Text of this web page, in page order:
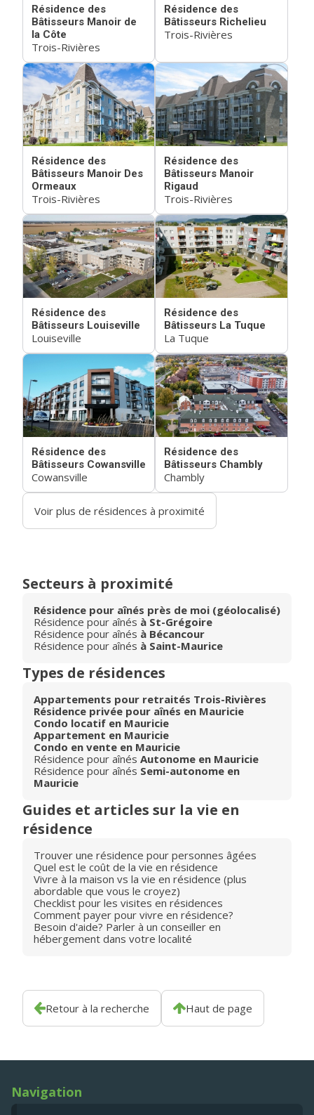
Résidence des
Bâtisseurs Manoir de
la Côte
Trois-Rivières
Résidence des
Bâtisseurs Richelieu
Trois-Rivières
Résidence des
Bâtisseurs Manoir Des
Ormeaux
Trois-Rivières
Résidence des
Bâtisseurs Manoir
Rigaud
Trois-Rivières
Résidence des
Bâtisseurs Louiseville
Louiseville
Résidence des
Bâtisseurs La Tuque
La Tuque
Résidence des
Bâtisseurs Cowansville
Cowansville
Résidence des
Bâtisseurs Chambly
Chambly
Voir plus de résidences à proximité
Secteurs à proximité
Résidence pour aînés près de moi (géolocalisé)
Résidence pour aînés à St-Grégoire
Résidence pour aînés à Bécancour
Résidence pour aînés à Saint-Maurice
Types de résidences
Appartements pour retraités Trois-Rivières
Résidence privée pour aînés en Mauricie
Condo locatif en Mauricie
Appartement en Mauricie
Condo en vente en Mauricie
Résidence pour aînés Autonome en Mauricie
Résidence pour aînés Semi-autonome en
Mauricie
Guides et articles sur la vie en
résidence
Trouver une résidence pour personnes âgées
Quel est le coût de la vie en résidence
Vivre à la maison vs la vie en résidence (plus
abordable que vous le croyez)
Checklist pour les visites en résidences
Comment payer pour vivre en résidence?
Besoin d'aide? Parler à un conseiller en
hébergement dans votre localité
Retour à la recherche Haut de page
Navigation